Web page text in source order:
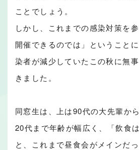
ことでしょう。
しかし、これまでの感染対策を
開催できるのでは」ということ
染者が減少していたこの秋に無
きました。
同窓生は、上は90代の大先輩か
20代まで年齢が幅広く、「飲食
と、これまで昼食会がメインだ